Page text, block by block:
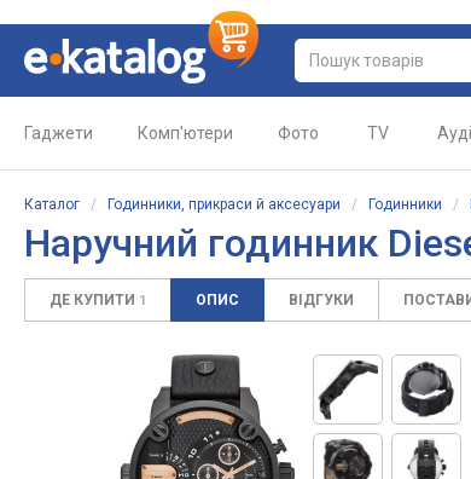
Гаджети Комп'ютери Фото TV
Каталог / Годинники, прикраси й аксесуари / Годинники /
Наручний годинник
ДЕ КУПИТИ 1 ОПИС ВІДГУКИ